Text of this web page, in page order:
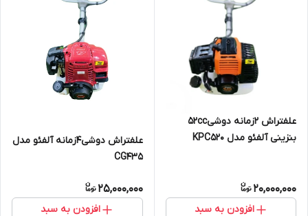
علفتراش 2زمانه دوشی52cc
بنزینی آلفئو مدل KPC520
20,000,000
افزودن به سبد
علفتراش دوشی4زمانه آلفئو مدل
CG435
25,000,000
افزودن به سبد